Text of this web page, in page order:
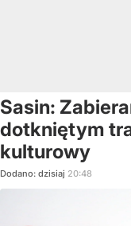
Sasin:
dotkniętym
kulturowy
Dodano: dzisiaj 20:48